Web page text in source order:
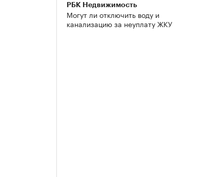
РБК Недвижимость
Могут ли отключить воду и
канализацию за неуплату ЖКУ